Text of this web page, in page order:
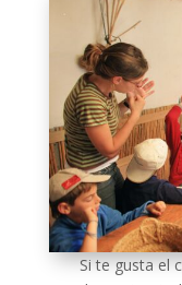
Si te gusta el